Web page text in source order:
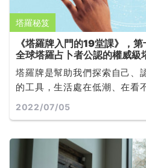
塔羅秘笈
《塔羅牌入門的19堂課》，
全球塔羅占卜者公認的權威
撰寫
塔羅牌是幫助我們探索自己、
的工具，生活處在低潮、在看
們常常只是需要知道一個「時
麼時候才結束」一樣的道理...
2022/07/05